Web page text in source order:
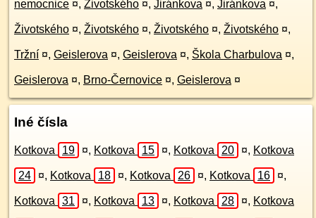
nemocnice ¤, Životského ¤, Jiránkova ¤, Jiránkova ¤,
Životského ¤, Životského ¤, Životského ¤, Životského ¤,
Tržní ¤, Geislerova ¤, Geislerova ¤, Škola Charbulova ¤,
Geislerova ¤, Brno-Černovice ¤, Geislerova ¤
Iné čísla
Kotkova 19 ¤, Kotkova 15 ¤, Kotkova 20 ¤, Kotkova
24 ¤, Kotkova 18 ¤, Kotkova 26 ¤, Kotkova 16 ¤,
Kotkova 31 ¤, Kotkova 13 ¤, Kotkova 28 ¤, Kotkova